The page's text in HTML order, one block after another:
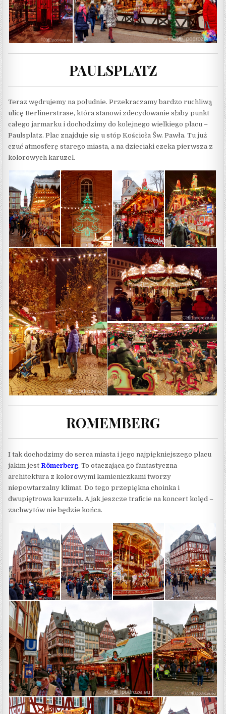
PAULSPLATZ
Teraz wędrujemy na południe. Przekraczamy bardzo ruchliwą
ulicę Berlinerstrase, która stanowi zdecydowanie słaby punkt
całego jarmarku i dochodzimy do kolejnego wielkiego placu –
Paulsplatz. Plac znajduje się u stóp Kościoła Św. Pawła. Tu już
czuć atmosferę starego miasta, a na dzieciaki czeka pierwsza z
kolorowych karuzel.
ROMEMBERG
I tak dochodzimy do serca miasta i jego najpiękniejszego placu
jakim jest Römerberg. To otaczająca go fantastyczna
architektura z kolorowymi kamieniczkami tworzy
niepowtarzalny klimat. Do tego przepiękna choinka i
dwupiętrowa karuzela. A jak jeszcze traficie na koncert kolęd –
zachwytów nie będzie końca.